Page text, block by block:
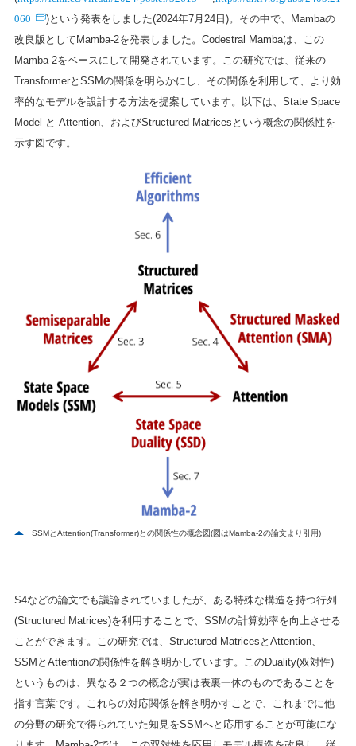
060
)という発表をしました(2024年7月24日)。その中で、Mambaの
改良版としてMamba-2を発表しました。Codestral Mambaは、この
Mamba-2をベースにして開発されています。この研究では、従来の
TransformerとSSMの関係を明らかにし、その関係を利用して、より効
率的なモデルを設計する方法を提案しています。以下は、State Space
Model と Attention、およびStructured Matricesという概念の関係性を
示す図です。
SSMとAttention(Transformer)との関係性の概念図(図はMamba-2の論文より引用)
S4などの論文でも議論されていましたが、ある特殊な構造を持つ行列
(Structured Matrices)を利用することで、SSMの計算効率を向上させる
ことができます。この研究では、Structured MatricesとAttention、
SSMとAttentionの関係性を解き明かしています。このDuality(双対性)
というものは、異なる２つの概念が実は表裏一体のものであることを
指す言葉です。これらの対応関係を解き明かすことで、これまでに他
の分野の研究で得られていた知見をSSMへと応用することが可能にな